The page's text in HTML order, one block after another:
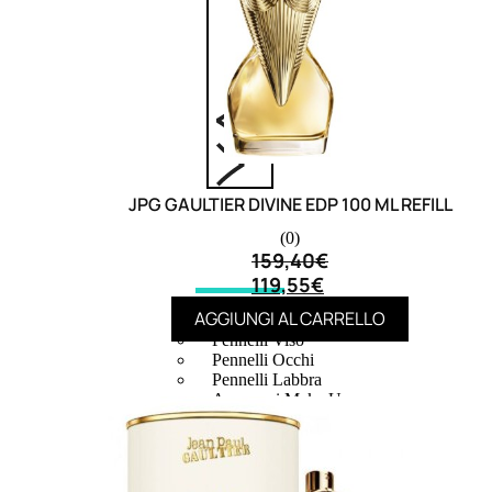
ESAURITO
Pennelli Viso
Pennelli Occhi
Pennelli Labbra
Accessori Make Up
Accessori Occhi
Ciglia Finte
Pinzette
Temperamatite
JPG GAULTIER DIVINE EDP 100 ML REFILL
(0)
159,40€
119,55€
AGGIUNGI AL CARRELLO